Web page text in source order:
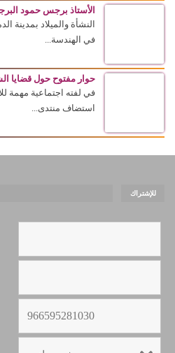
الأستاذ برجس حمود
النشأة والميلاد
في الهندسة...
حوار مفتوح حول قضايا
في لفته اجتماعية مهمة
استضاف منتدى...
للإشتراك